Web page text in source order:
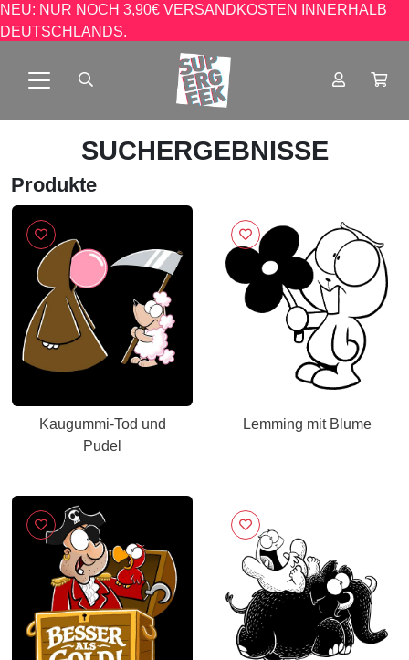
NEU: NUR NOCH 3,90€ VERSANDKOSTEN INNERHALB
DEUTSCHLANDS.
SUCHERGEBNISSE
Produkte
Kaugummi-Tod und
Pudel
Lemming mit Blume